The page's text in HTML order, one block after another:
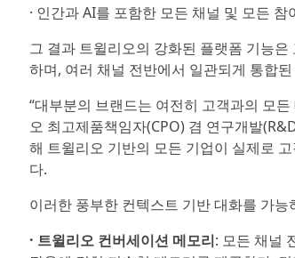
· 인간과 AI를 포함한 모든 채널 및 모든
그 결과 트윌리오의 강화된 플랫폼 기능
하며, 여러 채널 전반에서 일관되게 통합
“대부분의 브랜드는 여전히 고객과의 모
오 최고제품책임자(CPO) 겸 연구개발
해 트윌리오 기반의 모든 기업이 실제로
다.
이러한 풍부한 컨텍스트 기반 대화를 가
· 트윌리오 컨버세이션 메모리: 모든 채널